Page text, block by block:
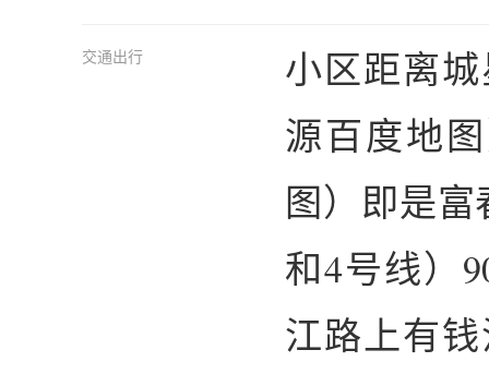
交通出行
小区距离
源百度地
图）即是
和4号线）
江路上有